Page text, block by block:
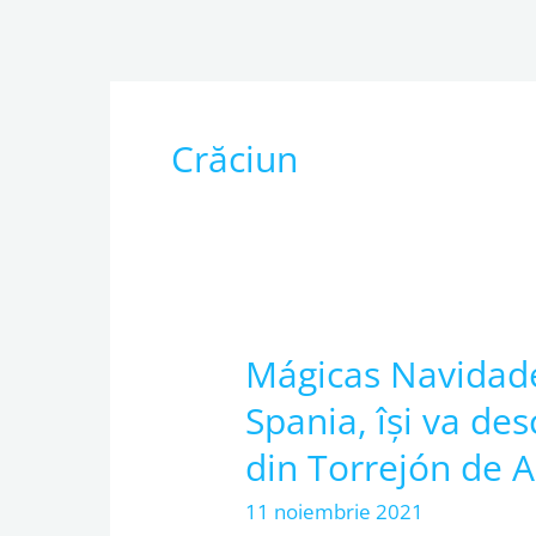
Crăciun
Mágicas
Spania, își va
din Torrejón de
11 noiembrie 2021
Mágicas
Navidades,
cel
mai
mare